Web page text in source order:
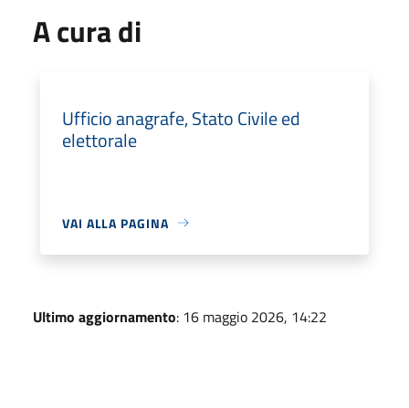
A cura di
Ufficio anagrafe, Stato Civile ed
elettorale
VAI ALLA PAGINA
Ultimo aggiornamento: 16 maggio 2026, 14:22